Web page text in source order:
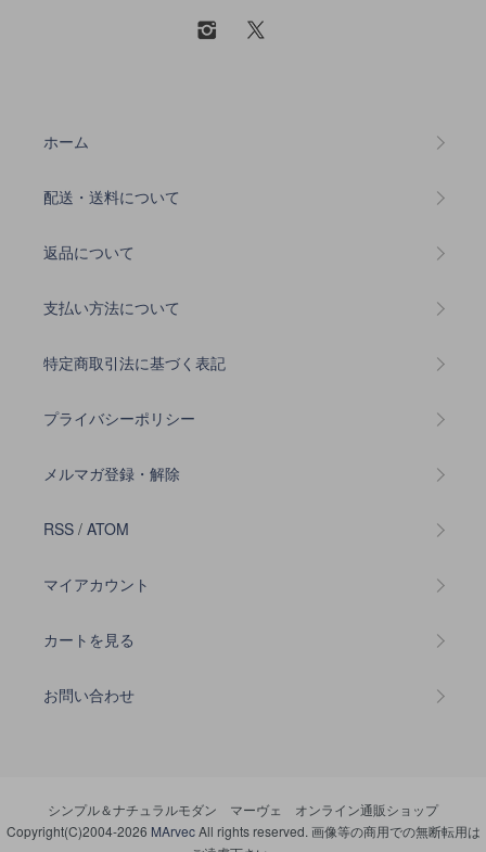
ホーム
配送・送料について
返品について
支払い方法について
特定商取引法に基づく表記
プライバシーポリシー
メルマガ登録・解除
RSS / ATOM
マイアカウント
カートを見る
お問い合わせ
シンプル＆ナチュラルモダン マーヴェ オンライン通販ショップ
Copyright(C)2004-2026 MArvecAll rights reserved. 画像等の商用での無断転用は